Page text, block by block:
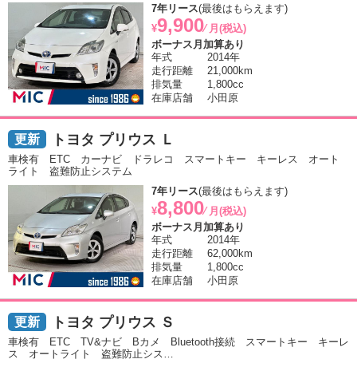
7年リース(最後はもらえます)
¥9,900⁄ 月(税込)
ボーナス月加算あり
年式
2014年
走行距離
21,000km
排気量
1,800cc
在庫店舗
小田原
トヨタ プリウス Ｌ
車検有 ETC カーナビ ドラレコ スマートキー キーレス オート
ライト 盗難防止システム
7年リース(最後はもらえます)
¥8,800⁄ 月(税込)
ボーナス月加算あり
年式
2014年
走行距離
62,000km
排気量
1,800cc
在庫店舗
小田原
トヨタ プリウス Ｓ
車検有 ETC TV&ナビ Bカメ Bluetooth接続 スマートキー キーレ
ス オートライト 盗難防止シス…